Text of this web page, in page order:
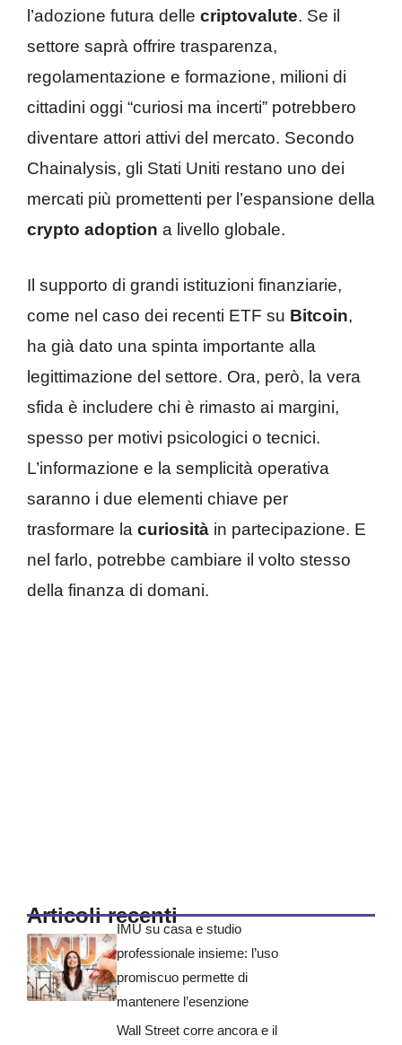
l’adozione futura delle criptovalute. Se il
settore saprà offrire trasparenza,
regolamentazione e formazione, milioni di
cittadini oggi “curiosi ma incerti” potrebbero
diventare attori attivi del mercato. Secondo
Chainalysis, gli Stati Uniti restano uno dei
mercati più promettenti per l’espansione della
crypto adoption a livello globale.
Il supporto di grandi istituzioni finanziarie,
come nel caso dei recenti ETF su Bitcoin,
ha già dato una spinta importante alla
legittimazione del settore. Ora, però, la vera
sfida è includere chi è rimasto ai margini,
spesso per motivi psicologici o tecnici.
L’informazione e la semplicità operativa
saranno i due elementi chiave per
trasformare la curiosità in partecipazione. E
nel farlo, potrebbe cambiare il volto stesso
della finanza di domani.
Articoli recenti
IMU su casa e studio
professionale insieme: l’uso
promiscuo permette di
mantenere l’esenzione
Wall Street corre ancora e il